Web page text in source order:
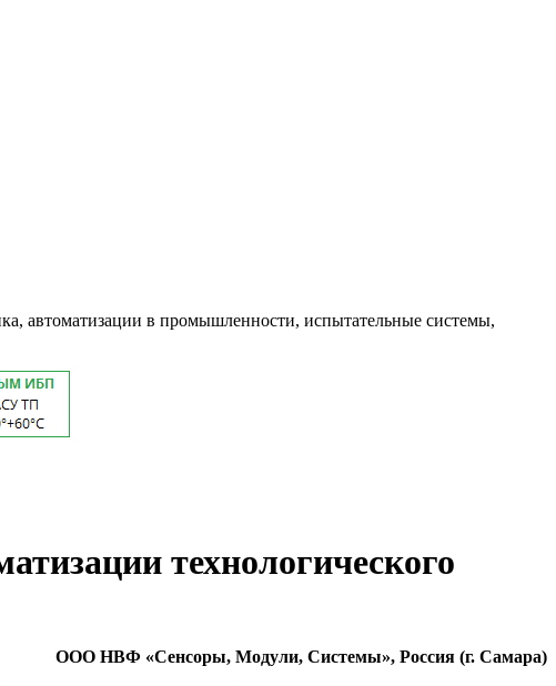
автоматизации в промышленности, испытательные системы,
технологического
ООО НВФ «Сенсоры, Модули, Системы», Россия (г. Самара)